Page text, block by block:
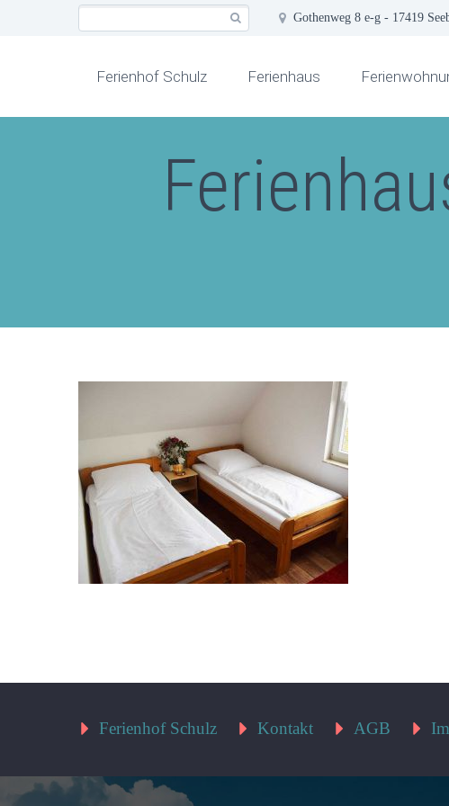
Gothenweg 8 e-g - 17419
Ferienhof Schulz Ferienhaus
Ferienhof Schulz Kontakt AGB